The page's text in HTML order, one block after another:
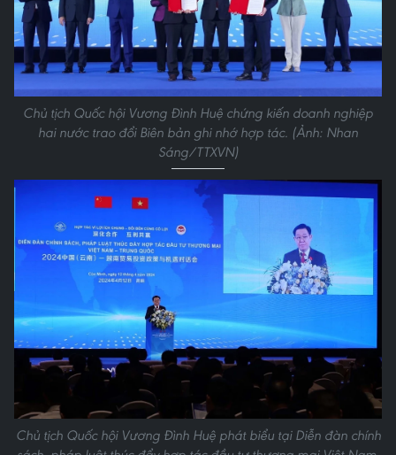
Chủ tịch Quốc hội Vương Đình Huệ chứng kiến doanh nghiệp
hai nước trao đổi Biên bản ghi nhớ hợp tác. (Ảnh: Nhan
Sáng/TTXVN)
Chủ tịch Quốc hội Vương Đình Huệ phát biểu tại Diễn đàn chính